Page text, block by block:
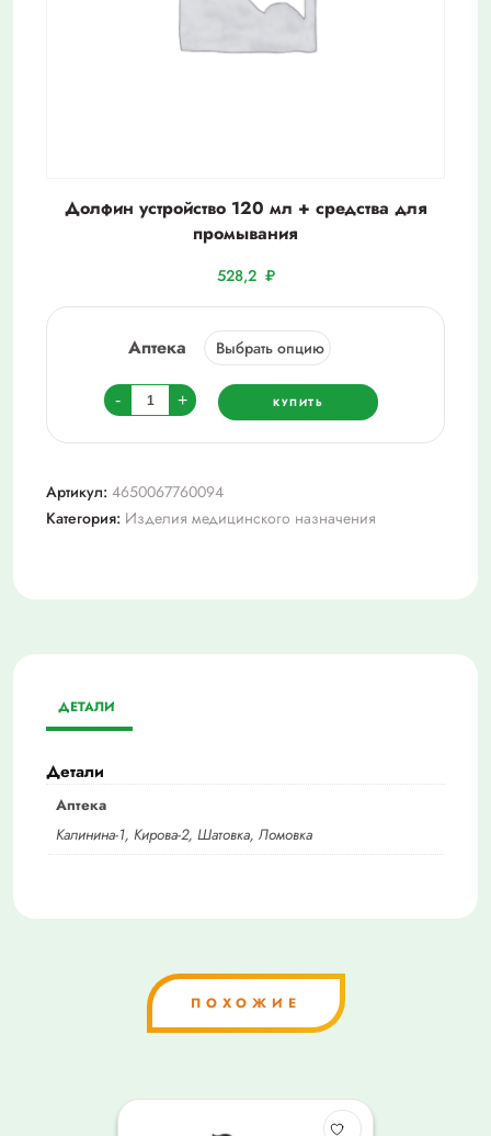
Долфин устройство 120 мл + средства для
промывания
528,2 ₽
Аптека
-
Количество
товара
Долфин
120
мл
для
+ КУПИТЬ
Артикул: 4650067760094
Категория: Изделия медицинского назначения
ДЕТАЛИ
Детали
Аптека
Калинина-1, Кирова-2, Шатовка, Ломовка
ПОХОЖИЕ